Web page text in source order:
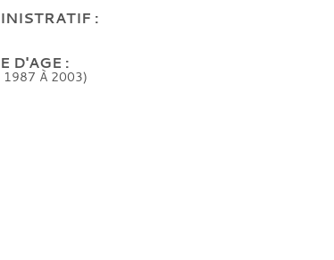
:
D'AGE :
1987 À 2003)